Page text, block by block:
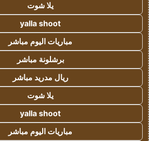
يلا شوت
yalla shoot
مباريات اليوم مباشر
برشلونة مباشر
ريال مدريد مباشر
يلا شوت
yalla shoot
مباريات اليوم مباشر